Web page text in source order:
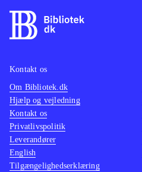
Kontakt os
Om Bibliotek.dk
Hjælp og vejledning
Kontakt os
Privatlivspolitik
Leverandører
English
Tilgængelighedserklæring